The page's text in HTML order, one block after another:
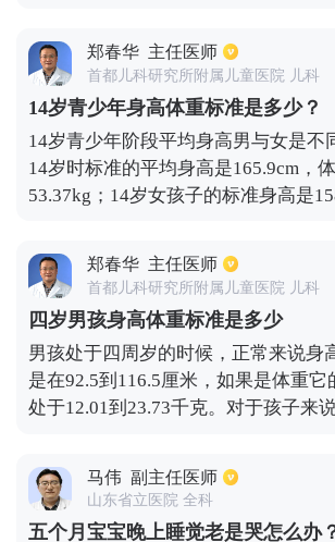
就意味着孩子发育很正常，没有多大
子生长发育都是有规律性的，不能太
是孩子跟正常的儿童对比起来，身高
些大，此时就要考虑是不是发育迟缓
时带着孩子去做检查，一旦出现什么
性治疗还是有机会能够恢复起来。
郑春华 主任医师
首都儿科研究所附属儿童医院 儿科
14岁青少年身高体重标准是多少？
14岁青少年阶段平均身高男与女是不
14岁时标准的平均身高是165.9cm，
53.37kg；14岁女孩子的标准身高是
明发育是比较正常的。当然，也有因
惯等因素，造成体重与身高不在这个
果低于该数值则说明发育比较矮小，
身体的锻炼，检查是否有缺失营养的
充营养，后期也可以弥补身材矮小的
郑春华 主任医师
首都儿科研究所附属儿童医院 儿科
四岁男孩身高体重标准是多少
男孩处于四周岁的时候，正常来说身
是在92.5到116.5厘米，如果是体重它
处于12.01到23.73千克。对于孩子来
重。如果测量之后发现宝宝处于正常
常就没有什么问题。另外还要注意的
动依然没有多大的问题，通常浮动都
马伟 副主任医师
山东省立医院 全科
五个月宝宝晚上睡觉老是哭怎么办